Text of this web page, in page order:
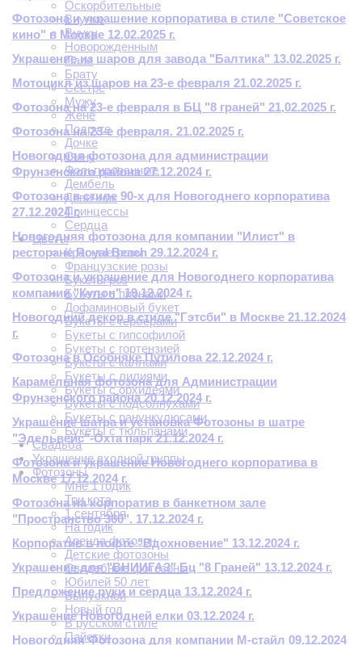
Оскорбительные
Внучке
Внуку
Новорожденным
Папе
Брату
Сестре
Мужу
Жене
Подруге
Дочке
Сыну
Фольгированные
Дембель
Девичник
Принцессы
Сердца
Цветы
Красные розы
Французские розы
Букеты роз
Букеты с пионами
Дофаминовый букет
Букеты с герберами
Букеты с гипсофилой
Букеты с гортензией
Букеты с каллами
Букеты с лилиями
Букеты с орхидеями
Букеты с подсолнухами
Букеты с ранункулюсами
Букеты с тюльпанами
Свадьба
Украшение входной группы
Фотозоны
Мне 1 годик
Три кота
1 сентября
На годик
Аренда фотозон
Детские фотозоны
Свадебные фотозоны
Юбилей 50 лет
Выпускной
Новый год
В русском стиле
Пайетки
Фотозона и украшение корпоратива в стиле "Советское
кино" в Москве 12.02.2025 г.
Украшение из шаров для завода "Балтика" 13.02.2025 г.
Мотоцикл из шаров на 23-е февраля 21.02.2025 г.
Фотозона на 23-е февраля в БЦ "8 граней" 21,02.2025 г.
Фотозона на 23-е февраля. 21.02.2025 г.
Новогодняя фотозона для администрации
Фрунзенского района 27.12.2024 г.
Фотозона в стиле 90-х для Новогоднего корпоратива
27.12.2024 г.
Новогодняя фотозона для компании "Илист" в
ресторане Royal Beach 29.12.2024 г.
Фотозона и украшение для Новогоднего корпоратива
компании "Кулон" 19.12.2024 г.
Новогодний декор в стиле "Гэтсби" в Москве 21.12.2024
г.
Фотозона в Особняке Путилова 22.12.2024 г.
Карамельная фотозона для Администрации
Фрунзенского района 20.12.2024 г.
Украшение шатра и установка Фотозоны в шатре
"Эдельвейс"-Охта парк 21.12.2024 г.
Фотозона и украшение Новогоднего корпоратива в
Москве 17.12.2024 г.
Фотозона на корпоратив в банкетном зале
"Пространство 360". 17.12.2024 г.
Корпоратив в лофте "Вдохновение" 13.12.2024 г.
Украшение для "ВНИИГАЗ" Бц "8 Граней" 13.12.2024 г.
Предложение руки и сердца 13.12.2024 г.
Украшение Новогодней елки 03.12.2024 г.
Новогодняя Фотозона для компании М-стайл 09.12.2024